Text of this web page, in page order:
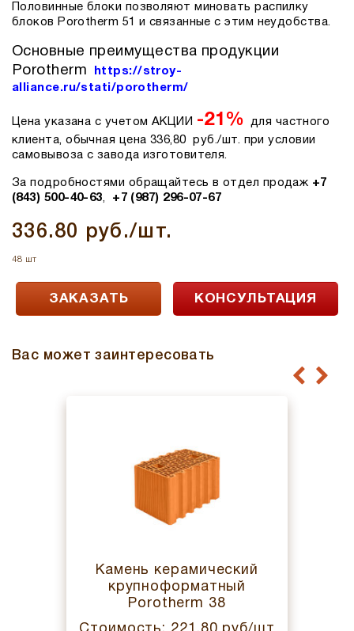
Половинные блоки позволяют миновать распилку
блоков Porotherm 51 и связанные с этим неудобства.
Основные преимущества продукции
Porotherm
https://stroy-
alliance.ru/stati/porotherm/
Цена указана с учетом АКЦИИ -21%
для частного
клиента, обычная цена 336,80 руб./шт. при условии
самовывоза с завода изготовителя.
За подробностями обращайтесь в отдел продаж +7
(843) 500-40-63, +7 (987) 296-07-67
336.80 руб./шт.
48 шт
ЗАКАЗАТЬ КОНСУЛЬТАЦИЯ
Вас может заинтересовать
Камень керамический
крупноформатный
Porotherm 38